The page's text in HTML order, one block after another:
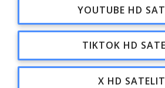
YOUTUBE HD
TIKTOK HD
X HD SATELIT